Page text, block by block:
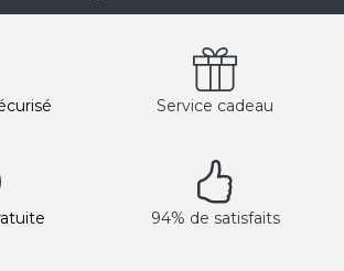
Service cadeau
94% de satisfaits